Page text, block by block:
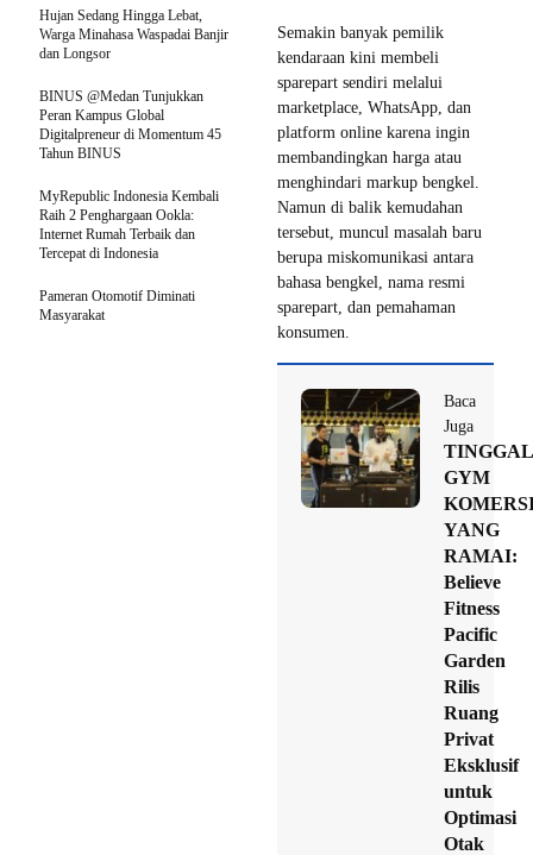
Semakin banyak pemilik
kendaraan kini membeli
sparepart sendiri melalui
marketplace, WhatsApp, dan
platform online karena ingin
membandingkan harga atau
menghindari markup bengkel.
Namun di balik kemudahan
tersebut, muncul masalah baru
berupa miskomunikasi antara
bahasa bengkel, nama resmi
sparepart, dan pemahaman
konsumen.
Baca
Juga
GYM
YANG
RAMAI:
Believe
Fitness
Pacific
Garden
Rilis
Ruang
Privat
Eksklusif
untuk
Optimasi
Otak
Hujan Sedang Hingga Lebat,
Warga Minahasa Waspadai Banjir
dan Longsor
BINUS @Medan Tunjukkan
Peran Kampus Global
Digitalpreneur di Momentum 45
Tahun BINUS
MyRepublic Indonesia Kembali
Raih 2 Penghargaan Ookla:
Internet Rumah Terbaik dan
Tercepat di Indonesia
Pameran Otomotif Diminati
Masyarakat